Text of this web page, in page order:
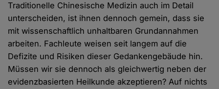
Traditionelle Chinesische Medizin auch im Detail
unterscheiden, ist ihnen dennoch gemein, dass sie
mit wissenschaftlich unhaltbaren Grundannahmen
arbeiten. Fachleute weisen seit langem auf die
Defizite und Risiken dieser Gedankengebäude hin.
Müssen wir sie dennoch als gleichwertig neben der
evidenzbasierten Heilkunde akzeptieren? Auf nichts